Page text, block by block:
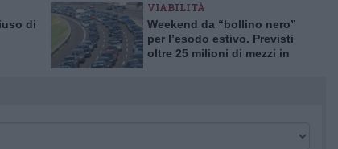
di
VIABILITÀ
Weekend da “bollino nero”
per l’esodo estivo. Previsti
oltre 25 milioni di mezzi in